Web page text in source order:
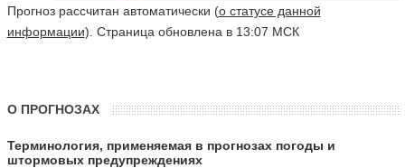
Прогноз рассчитан автоматически (о статусе данной
информации). Страница обновлена в 13:07 МСК
О ПРОГНОЗАХ
Терминология, применяемая в прогнозах погоды и
штормовых предупреждениях